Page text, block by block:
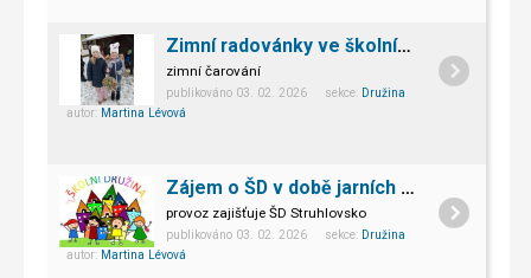
Zimní radovánky ve školní družině
zimní čarování
publikováno 03. 02. 2026 sekce: Družina
autor: Martina Lévová
Zájem o ŠD v době jarních prázdnin
provoz zajišťuje ŠD Struhlovsko
publikováno 03. 02. 2026 sekce: Družina
autor: Martina Lévová